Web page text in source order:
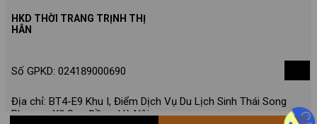
HKD THỜI TRANG TRỊNH THỊ
HÂN
Số GPKD: 024189000690
Địa chỉ: BT4-E9 Khu I, Điểm Dịch Vụ Du Lịch Sinh Thái Song
Phương, Xã Sơn Đồng, Hà Nội